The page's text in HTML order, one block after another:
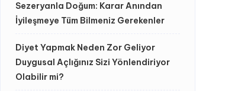
Sezeryanla Doğum: Karar Anından
İyileşmeye Tüm Bilmeniz Gerekenler
Diyet Yapmak Neden Zor Geliyor
Duygusal Açlığınız Sizi Yönlendiriyor
Olabilir mi?